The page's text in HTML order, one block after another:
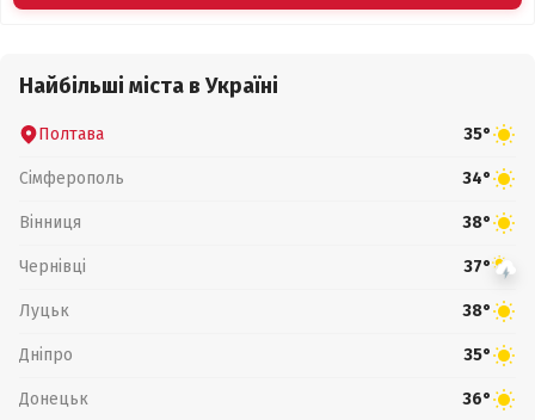
Найбільші міста в Україні
Полтава 35°
Сімферополь 34°
Вінниця 38°
Чернівці 37°
Луцьк 38°
Дніпро 35°
Донецьк 36°